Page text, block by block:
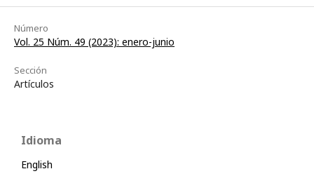
Número
Vol. 25 Núm. 49 (2023): enero-junio
Sección
Artículos
Idioma
English